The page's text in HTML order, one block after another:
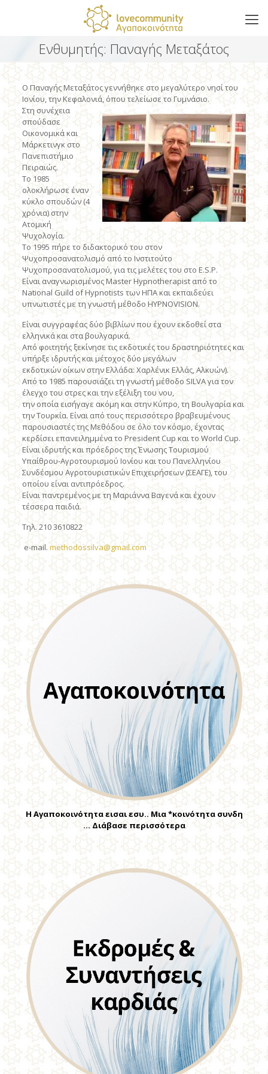
Ενθυμητής: Παναγής Μεταξάτος
Ο Παναγής Μεταξάτος γεννήθηκε στο μεγαλύτερο νησί του
Ιονίου, την Κεφαλονιά, όπου τελείωσε το Γυμνάσιο.
Στη συνέχεια
σπούδασε
Οικονομικά και
Μάρκετινγκ στο
Πανεπιστήμιο
Πειραιώς.
Το 1985
ολοκλήρωσε έναν
κύκλο σπουδών (4
χρόνια) στην
Ατομική
Ψυχολογία.
Το 1995 πήρε το διδακτορικό του στον
Ψυχοπροσανατολισμό από το Ινστιτούτο
Ψυχοπροσανατολισμού, για τις μελέτες του στο E.S.P.
Είναι αναγνωρισμένος Master Hypnotherapist από το
National Guild of Hypnotists των ΗΠΑ και εκπαιδεύει
υπνωτιστές με τη γνωστή μέθοδο HYPNOVISION.
Είναι συγγραφέας δύο βιβλίων που έχουν εκδοθεί στα
ελληνικά και στα βουλγαρικά.
Από φοιτητής ξεκίνησε τις εκδοτικές του δραστηριότητες και
υπήρξε ιδρυτής και μέτοχος δύο μεγάλων
εκδοτικών οίκων στην Ελλάδα: Χαρλένικ Ελλάς, Αλκυών).
Από το 1985 παρουσιάζει τη γνωστή μέθοδο SILVA για τον
έλεγχο του στρες και την εξέλιξη του νου,
την οποία εισήγαγε ακόμη και στην Κύπρο, τη Βουλγαρία και
την Τουρκία. Είναι από τους περισσότερο βραβευμένους
παρουσιαστές της Μεθόδου σε όλο τον κόσμο, έχοντας
κερδίσει επανειλημμένα το President Cup και το World Cup.
Eίναι ιδρυτής και πρόεδρος της Ένωσης Τουρισμού
Υπαίθρου-Αγροτουρισμού Ιονίου και του Πανελληνίου
Συνδέσμου Αγροτουριστικών Επιχειρήσεων (ΣΕΑΓΕ), του
οποίου είναι αντιπρόεδρος.
Είναι παντρεμένος με τη Μαριάννα Βαγενά και έχουν
τέσσερα παιδιά.
Τηλ. 210 3610822
e-mail. methodossilva@gmail.com
Η Αγαποκοινότητα εισαι εσυ.. Μια *κοινότητα συνδη
… Διάβασε περισσότερα